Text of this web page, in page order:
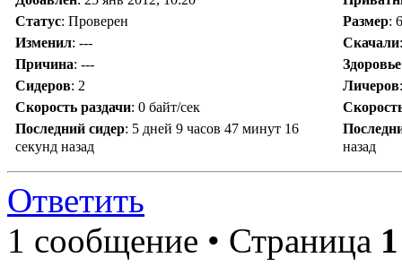
Статус: Проверен Размер:
Изменил: --- Скачали
Причина: --- Здоровье
Сидеров: 2 Личеров
Скорость раздачи: 0 байт/сек
Последний сидер: 5 дней 9 часов 47 минут 16
секунд назад
назад
Ответить
1 сообщение • Страница 1